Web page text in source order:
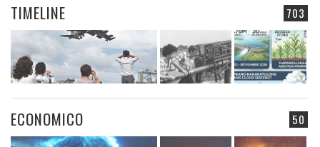
703
TIMELINE
50
ECONOMICO